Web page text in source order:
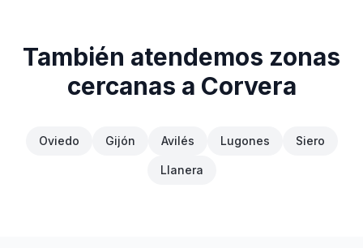
También atendemos zonas
cercanas a Corvera
Oviedo Gijón Avilés Lugones Siero
Llanera